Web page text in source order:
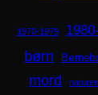
1970-1979
børn
mord